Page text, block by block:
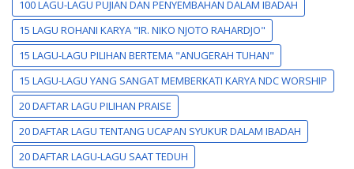
100 LAGU-LAGU PUJIAN DAN PENYEMBAHAN DALAM IBADAH
15 LAGU ROHANI KARYA "IR. NIKO NJOTO RAHARDJO"
15 LAGU-LAGU PILIHAN BERTEMA "ANUGERAH TUHAN"
15 LAGU-LAGU YANG SANGAT MEMBERKATI KARYA NDC WORSHIP
20 DAFTAR LAGU PILIHAN PRAISE
20 DAFTAR LAGU TENTANG UCAPAN SYUKUR DALAM IBADAH
20 DAFTAR LAGU-LAGU SAAT TEDUH